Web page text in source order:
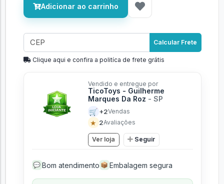
Adicionar ao carrinho
Calcular Frete
Clique aqui e confira a politíca de frete grátis
Vendido e entregue por
TicoToys - Guilherme
Marques Da Roz - SP
🛒 +2Vendas
★ 2Avaliações
Ver loja Seguir
💬 Bom atendimento 📦 Embalagem segura